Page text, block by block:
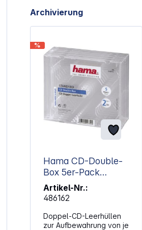
Artikelgalerie überspringen
Archivierung
%
Hama CD-Double-
Box 5er-Pack
Transparent Jewel-
Case 44752
Artikel-Nr.:
486162
Doppel-CD-Leerhüllen
zur Aufbewahrung von je